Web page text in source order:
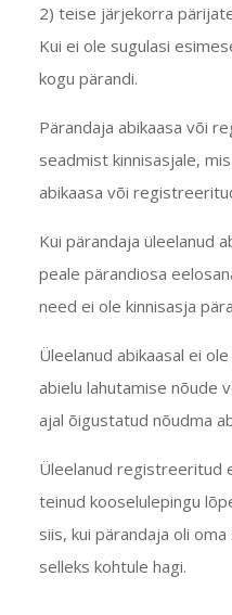
2) teise järjekorra
Kui ei ole sugulasi
kogu pärandi.
Pärandaja abikaasa või
seadmist kinnisasjale,
abikaasa või
Kui pärandaja üleelanud
peale pärandiosa
need ei ole kinnisasja
Üleelanud abikaasal ei
abielu lahutamise nõude
ajal õigustatud nõudma
Üleelanud registreeritud
teinud kooselulepingu
siis, kui pärandaja oli
selleks kohtule hagi.